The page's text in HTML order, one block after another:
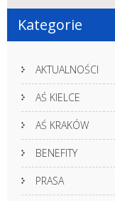
Kategorie
AKTUALNOŚCI
AŚ KIELCE
AŚ KRAKÓW
BENEFITY
PRASA